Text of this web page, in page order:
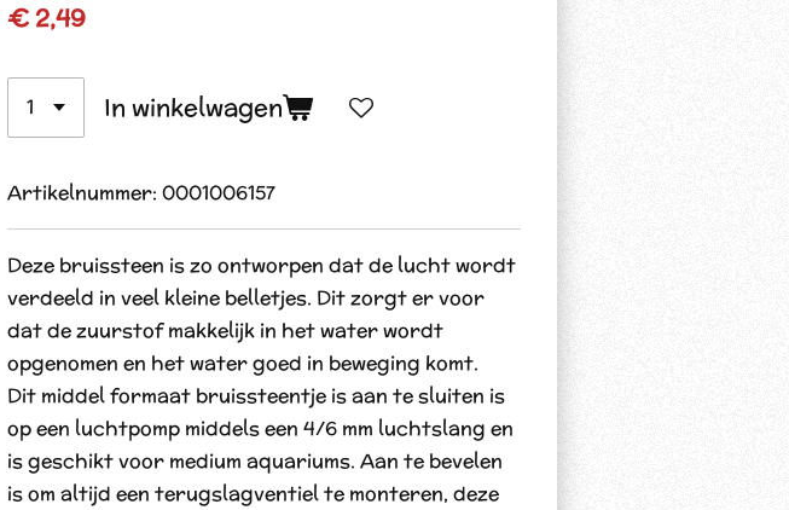
€ 2,49
In winkelwagen
Artikelnummer: 0001006157
Deze bruissteen is zo ontworpen dat de lucht wordt
verdeeld in veel kleine belletjes. Dit zorgt er voor
dat de zuurstof makkelijk in het water wordt
opgenomen en het water goed in beweging komt.
Dit middel formaat bruissteentje is aan te sluiten is
op een luchtpomp middels een 4/6 mm luchtslang en
is geschikt voor medium aquariums. Aan te bevelen
is om altijd een terugslagventiel te monteren, deze